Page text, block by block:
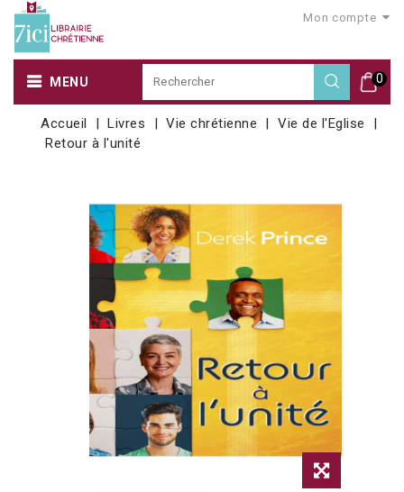
Mon compte
0
MENU
Accueil Livres Vie chrétienne
Vie de l'Eglise
Retour à l'unité